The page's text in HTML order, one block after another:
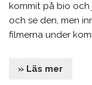
kommit på bio
och se den, men
filmerna under
» Läs mer